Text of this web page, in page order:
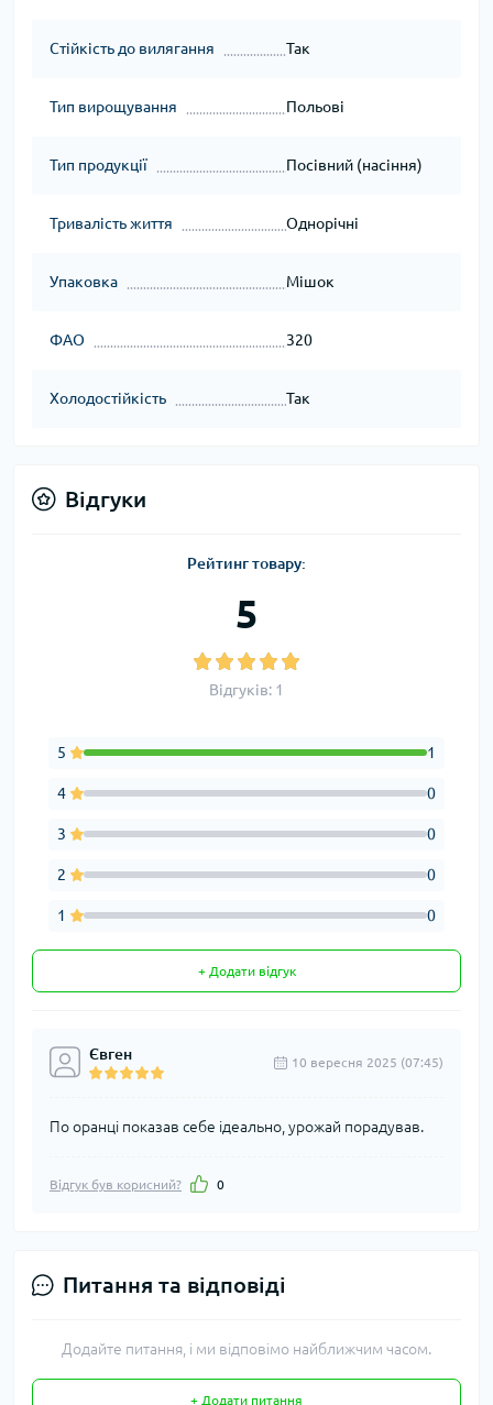
Стійкість до вилягання Так
Тип вирощування Польові
Тип продукції Посівний (насіння)
Тривалість життя Однорічні
Упаковка Мішок
ФАО 320
Холодостійкість Так
Відгуки
Рейтинг товару:
5
Відгуків: 1
5 1
4 0
3 0
2 0
1 0
+ Додати відгук
Євген 10 вересня 2025 (07:45)
По оранці показав себе ідеально, урожай порадував.
Відгук був корисний? 0
Питання та відповіді
Додайте питання, і ми відповімо найближчим часом.
+ Додати питання